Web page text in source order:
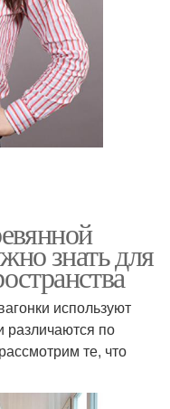
знать для
используют
по
те, что